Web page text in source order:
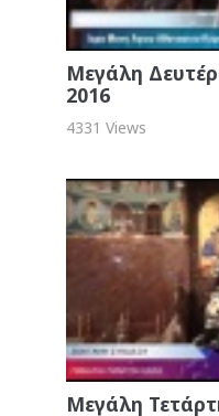
Μεγάλη
2016
4331 Views
Μεγάλη